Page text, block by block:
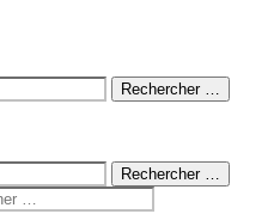
Rechercher …
Rechercher …